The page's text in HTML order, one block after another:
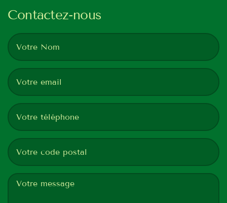
Contactez-nous